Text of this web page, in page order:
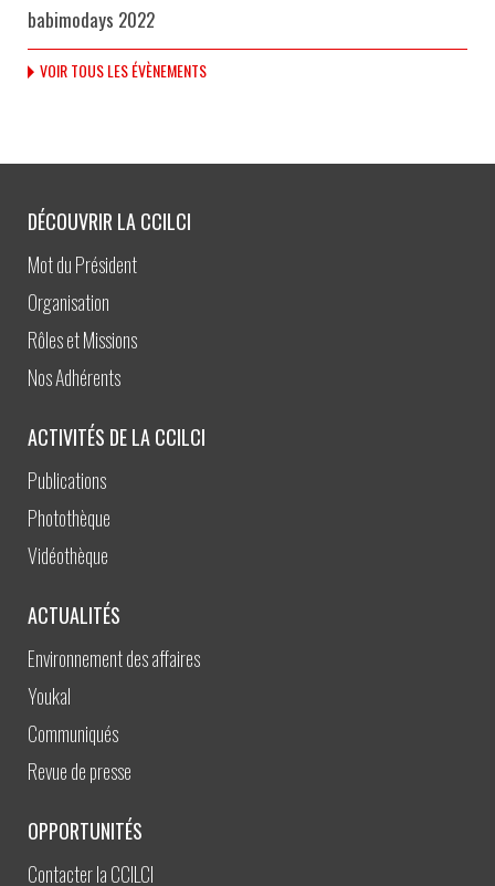
babimodays 2022
VOIR TOUS LES ÉVÈNEMENTS
DÉCOUVRIR LA CCILCI
Mot du Président
Organisation
Rôles et Missions
Nos Adhérents
ACTIVITÉS DE LA CCILCI
Publications
Photothèque
Vidéothèque
ACTUALITÉS
Environnement des affaires
Youkal
Communiqués
Revue de presse
OPPORTUNITÉS
Contacter la CCILCI